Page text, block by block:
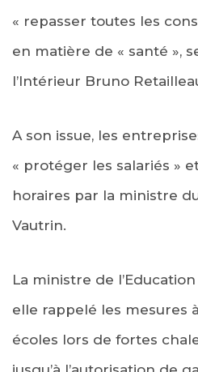
« repasser toutes les
en matière de « santé »,
l’Intérieur Bruno
A son issue, les
« protéger les salariés »
horaires par la ministre
Vautrin.
La ministre de
elle rappelé les mesures
écoles lors de fortes